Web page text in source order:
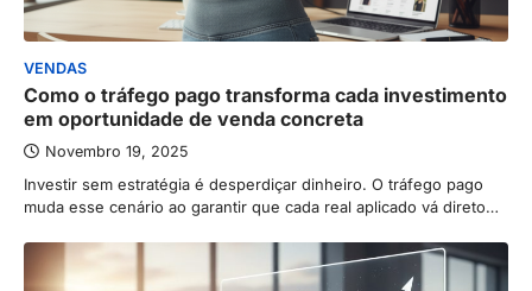
VENDAS
Como o tráfego pago transforma cada investimento
em oportunidade de venda concreta
Novembro 19, 2025
Investir sem estratégia é desperdiçar dinheiro. O tráfego pago
muda esse cenário ao garantir que cada real aplicado vá direto…